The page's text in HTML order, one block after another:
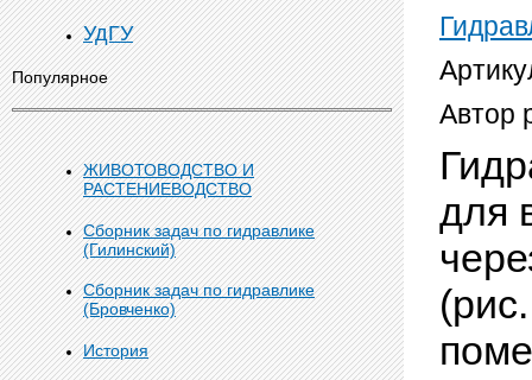
УдГУ
Популярное
ЖИВОТОВОДСТВО И
РАСТЕНИЕВОДСТВО
Сборник задач по гидравлике
(Гилинский)
Сборник задач по гидравлике
(Бровченко)
История
Автор
для